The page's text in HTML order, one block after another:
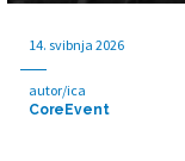
14. svibnja 2026
autor/ica
CoreEvent